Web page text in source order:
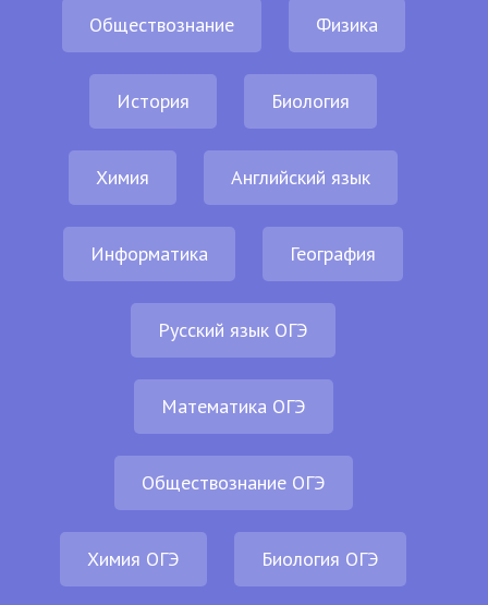
Обществознание Физика
История Биология
Химия Английский язык
Информатика География
Русский язык ОГЭ
Математика ОГЭ
Обществознание ОГЭ
Химия ОГЭ Биология ОГЭ